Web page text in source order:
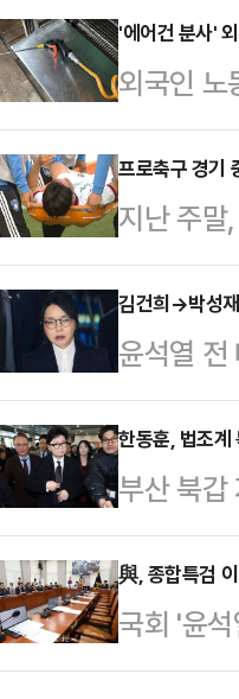
'에어건 분사'
외국인 노
경찰은 구
범행에 사
게 적용될
실형을 피
는 특수상
씨(60대)
다. 증거
프로축구 경기
지난 주
서 아찔한
리던 대전
단 결과
부 축구팬
다는 주장
는 선수들
일반적인
김건희→박성
윤석열 전
그램 메시
위로 떠오
직권남용
물을 수
20일 박
공판을 열
고검 검
한동훈, 법조
부산 북갑
가 신생
르면 한
속 변호사
록 절차는
與, 종합특검
국회 '윤
(국조특